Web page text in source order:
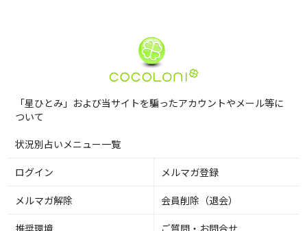
「星ひとみ」および当サイトを騙ったアカウントやメール等に
ついて
状況別占いメニュー一覧
ログイン メルマガ登録
メルマガ解除 会員削除（退会）